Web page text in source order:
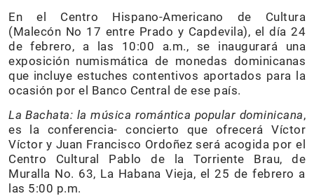
En el Centro Hispano-Americano de Cultura
(Malecón No 17 entre Prado y Capdevila), el día 24
de febrero, a las 10:00 a.m., se inaugurará una
exposición numismática de monedas dominicanas
que incluye estuches contentivos aportados para la
ocasión por el Banco Central de ese país.
La Bachata: la música romántica popular dominicana,
es la conferencia- concierto que ofrecerá Víctor
Víctor y Juan Francisco Ordoñez será acogida por el
Centro Cultural Pablo de la Torriente Brau, de
Muralla No. 63, La Habana Vieja, el 25 de febrero a
las 5:00 p.m.